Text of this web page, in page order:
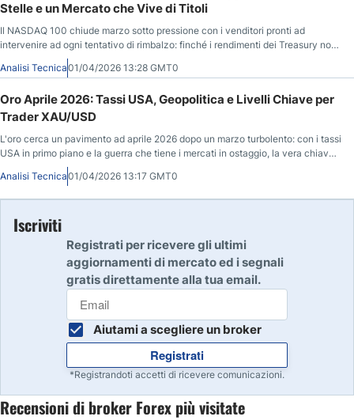
Stelle e un Mercato che Vive di Titoli
Il NASDAQ 100 chiude marzo sotto pressione con i venditori pronti ad
intervenire ad ogni tentativo di rimbalzo: finché i rendimenti dei Treasury non
si calmeranno e il Medio Oriente non darà segnali di distensione, il mercato
tech resterà ostaggio dei titoli di giornale.
Analisi Tecnica01/04/2026 13:28 GMT0
Oro Aprile 2026: Tassi USA, Geopolitica e Livelli Chiave per
Trader XAU/USD
L'oro cerca un pavimento ad aprile 2026 dopo un marzo turbolento: con i tassi
USA in primo piano e la guerra che tiene i mercati in ostaggio, la vera chiave
di lettura resta il mercato obbligazionario americano.
Analisi Tecnica01/04/2026 13:17 GMT0
Iscriviti
Registrati per ricevere gli ultimi
aggiornamenti di mercato ed i segnali
gratis direttamente alla tua email.
Aiutami a scegliere un broker
Registrati
*Registrandoti accetti di ricevere comunicazioni.
Recensioni di broker Forex più visitate